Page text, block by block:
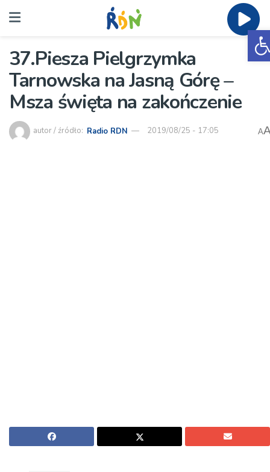
37.Piesza Pielgrzymka
Tarnowska na Jasną Górę –
Msza święta na zakończenie
autor / źródło: Radio RDN 2019/08/25 - 17:05 A